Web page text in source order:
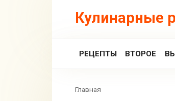
Кулинарные
РЕЦЕПТЫ ВТОРОЕ
Главная